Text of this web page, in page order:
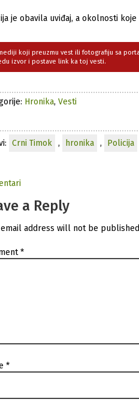
je obavila uviđaj, a okolnosti
koji preuzmu vest ili fotografiju sa
izvor i postave link ka toj vesti.
Hronika, Vesti
Crni Timok , hronika , Policija
a Reply
email address will not be
*
*